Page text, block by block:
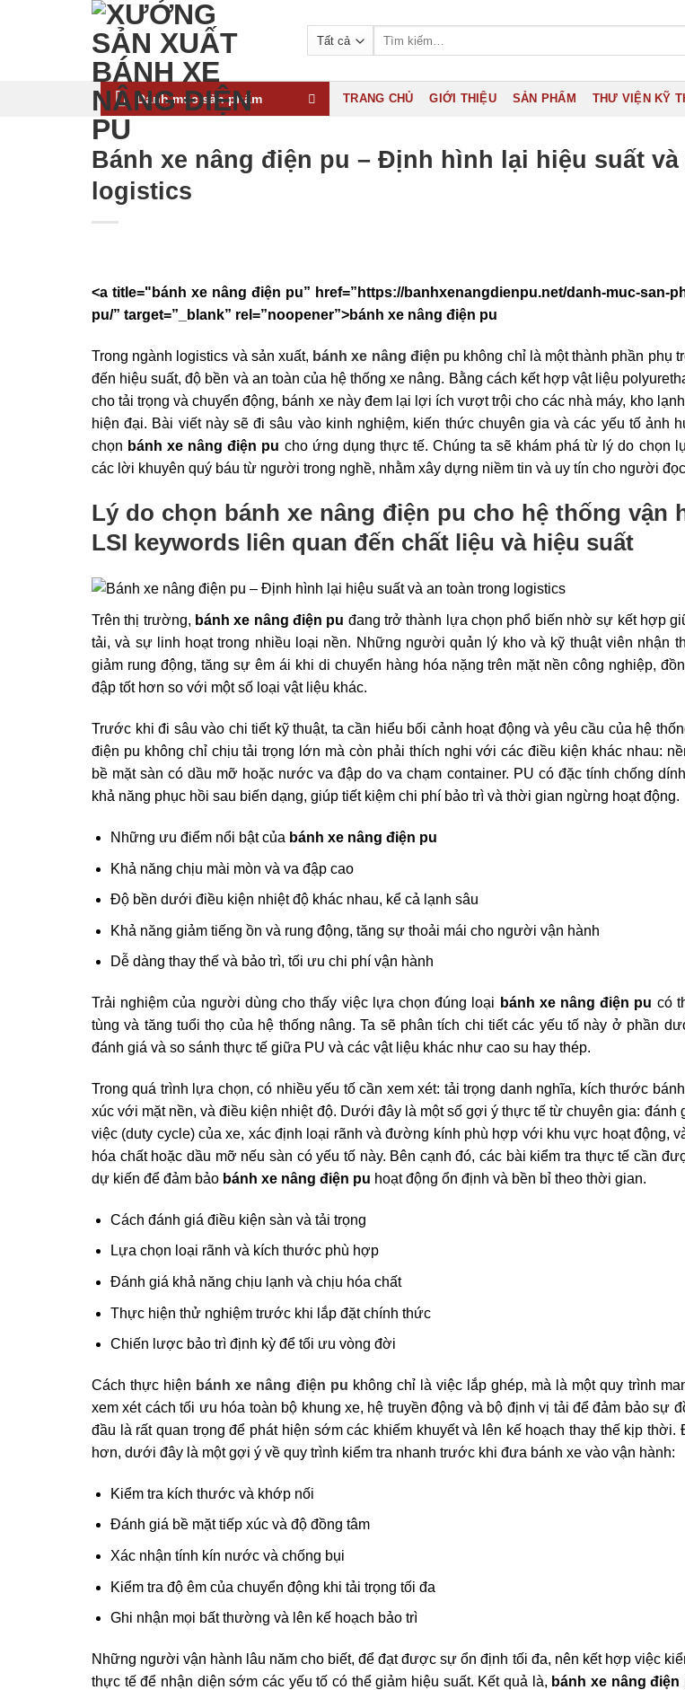
Danh mục sản phẩm TRANG CHỦ GIỚI THIỆU SẢN PHẨM THƯ VIỆN KỸ
Bánh xe nâng điện pu – Định hình lại hiệu suất
logistics
<a title=" bánh xe nâng điện pu” href=”https://banhxenangdienpu.net/danh-muc-san-
pu/” target=”_blank” rel=”noopener”>bánh xe nâng điện pu
Trong ngành logistics và sản xuất, bánh xe nâng điện pu không chỉ là một thành phần phụ
đến hiệu suất, độ bền và an toàn của hệ thống xe nâng. Bằng cách kết hợp vật liệu
cho tải trọng và chuyển động, bánh xe này đem lại lợi ích vượt trội cho các nhà máy, kho
hiện đại. Bài viết này sẽ đi sâu vào kinh nghiệm, kiến thức chuyên gia và các yếu tố ảnh
chọn bánh xe nâng điện pu cho ứng dụng thực tế. Chúng ta sẽ khám phá từ lý do chọn
các lời khuyên quý báu từ người trong nghề, nhằm xây dựng niềm tin và uy tín cho người
Lý do chọn bánh xe nâng điện pu cho hệ thống vận
LSI keywords liên quan đến chất liệu và hiệu suất
Trên thị trường, bánh xe nâng điện pu đang trở thành lựa chọn phổ biến nhờ sự kết hợp
tải, và sự linh hoạt trong nhiều loại nền. Những người quản lý kho và kỹ thuật viên nhận
giảm rung động, tăng sự êm ái khi di chuyển hàng hóa nặng trên mặt nền công nghiệp,
đập tốt hơn so với một số loại vật liệu khác.
Trước khi đi sâu vào chi tiết kỹ thuật, ta cần hiểu bối cảnh hoạt động và yêu cầu của hệ
điện pu không chỉ chịu tải trọng lớn mà còn phải thích nghi với các điều kiện khác nhau:
bề mặt sàn có dầu mỡ hoặc nước va đập do va chạm container. PU có đặc tính chống
khả năng phục hồi sau biến dạng, giúp tiết kiệm chi phí bảo trì và thời gian ngừng hoạt động.
Những ưu điểm nổi bật của bánh xe nâng điện pu
Khả năng chịu mài mòn và va đập cao
Độ bền dưới điều kiện nhiệt độ khác nhau, kể cả lạnh sâu
Khả năng giảm tiếng ồn và rung động, tăng sự thoải mái cho người vận hành
Dễ dàng thay thế và bảo trì, tối ưu chi phí vận hành
Trải nghiệm của người dùng cho thấy việc lựa chọn đúng loại bánh xe nâng điện pu có
tùng và tăng tuổi thọ của hệ thống nâng. Ta sẽ phân tích chi tiết các yếu tố này ở phần
đánh giá và so sánh thực tế giữa PU và các vật liệu khác như cao su hay thép.
Trong quá trình lựa chọn, có nhiều yếu tố cần xem xét: tải trọng danh nghĩa, kích thước
xúc với mặt nền, và điều kiện nhiệt độ. Dưới đây là một số gợi ý thực tế từ chuyên gia: đánh
việc (duty cycle) của xe, xác định loại rãnh và đường kính phù hợp với khu vực hoạt động,
hóa chất hoặc dầu mỡ nếu sàn có yếu tố này. Bên cạnh đó, các bài kiểm tra thực tế cần
dự kiến để đảm bảo bánh xe nâng điện pu hoạt động ổn định và bền bỉ theo thời gian.
Cách đánh giá điều kiện sàn và tải trọng
Lựa chọn loại rãnh và kích thước phù hợp
Đánh giá khả năng chịu lạnh và chịu hóa chất
Thực hiện thử nghiệm trước khi lắp đặt chính thức
Chiến lược bảo trì định kỳ để tối ưu vòng đời
Cách thực hiện bánh xe nâng điện pu không chỉ là việc lắp ghép, mà là một quy trình
xem xét cách tối ưu hóa toàn bộ khung xe, hệ truyền động và bộ định vị tải để đảm bảo sự
đầu là rất quan trọng để phát hiện sớm các khiếm khuyết và lên kế hoạch thay thế kịp thời.
hơn, dưới đây là một gợi ý về quy trình kiểm tra nhanh trước khi đưa bánh xe vào vận hành:
Kiểm tra kích thước và khớp nối
Đánh giá bề mặt tiếp xúc và độ đồng tâm
Xác nhận tính kín nước và chống bụi
Kiểm tra độ êm của chuyển động khi tải trọng tối đa
Ghi nhận mọi bất thường và lên kế hoạch bảo trì
Những người vận hành lâu năm cho biết, để đạt được sự ổn định tối đa, nên kết hợp việc
thực tế để nhận diện sớm các yếu tố có thể giảm hiệu suất. Kết quả là, bánh xe nâng điện